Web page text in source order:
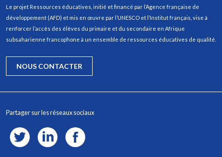
Le projet Ressources éducatives, initié et financé par l’Agence française de
développement (AFD) et mis en œuvre par l’UNESCO et l’Institut français, vise à
renforcer l’accès des élèves du primaire et du secondaire en Afrique
subsaharienne francophone à un ensemble de ressources éducatives de qualité.
NOUS CONTACTER
Partager sur les réseaux sociaux